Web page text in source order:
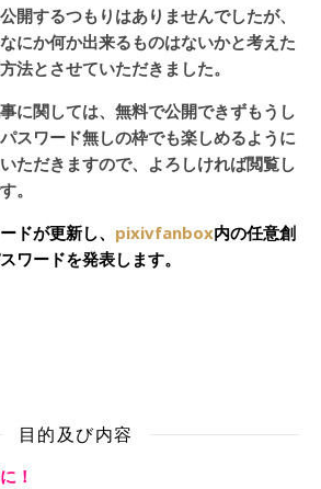
開するつもりはありませんでしたが、
にか何か出来るものはないかと考えた
法とさせていただきました。
に関しては、無料で公開できずもうし
スワード無しの枠でも楽しめるように
ただきますので、よろしければ閲覧し
。
ドが更新し、 pixivfanbox内の任意創
ワードを発表します。
目的及び内容
！